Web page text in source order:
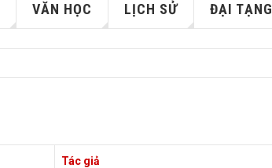
VĂN HỌC LỊCH SỬ ĐẠI TẠNG
Tác giả